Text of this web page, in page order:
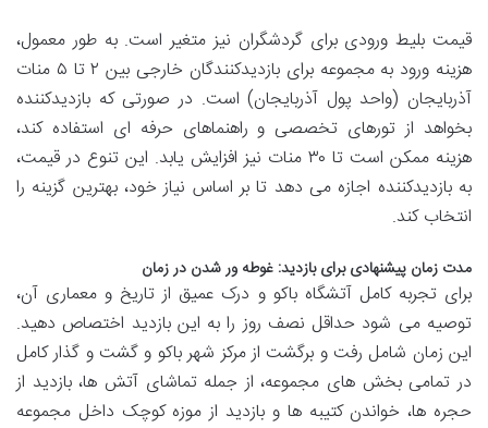
قیمت بلیط ورودی برای گردشگران نیز متغیر است. به طور معمول،
هزینه ورود به مجموعه برای بازدیدکنندگان خارجی بین ۲ تا ۵ منات
آذربایجان (واحد پول آذربایجان) است. در صورتی که بازدیدکننده
بخواهد از تورهای تخصصی و راهنماهای حرفه ای استفاده کند،
هزینه ممکن است تا ۳۰ منات نیز افزایش یابد. این تنوع در قیمت،
به بازدیدکننده اجازه می دهد تا بر اساس نیاز خود، بهترین گزینه را
انتخاب کند.
مدت زمان پیشنهادی برای بازدید: غوطه ور شدن در زمان
برای تجربه کامل آتشگاه باکو و درک عمیق از تاریخ و معماری آن،
توصیه می شود حداقل نصف روز را به این بازدید اختصاص دهید.
این زمان شامل رفت و برگشت از مرکز شهر باکو و گشت و گذار کامل
در تمامی بخش های مجموعه، از جمله تماشای آتش ها، بازدید از
حجره ها، خواندن کتیبه ها و بازدید از موزه کوچک داخل مجموعه